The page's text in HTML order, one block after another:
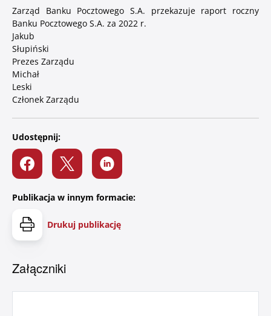
Klientów instytucjonalnych i wspólnot
mieszkaniowych
Bankuj mobilnie. Aktywuj aplikację Pocztowy.
O bankowości mobilnej
Zrównoważony rozwój ESG Ważne linki
Kontakt dla inwestorów
Biuro prasowe
Serwis ekonomiczny
Zarząd Banku Pocztowego S.A. przekazuje raport roczny
Banku Pocztowego S.A. za 2022 r.
Jakub
Słupiński
Prezes Zarządu
Michał
Leski
Członek Zarządu
Udostępnij:
Publikacja w innym formacie:
Drukuj publikację
Załączniki